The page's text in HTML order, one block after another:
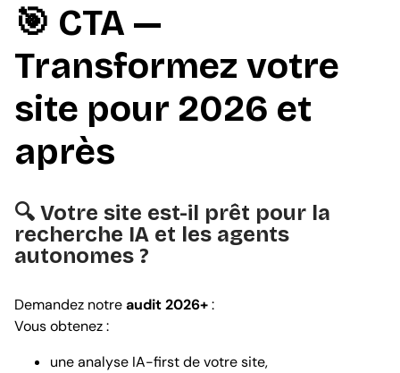
🎯 CTA —
Transformez votre
site pour 2026 et
après
🔍 Votre site est-il prêt pour la
recherche IA et les agents
autonomes ?
Demandez notreaudit 2026+:
Vous obtenez :
une analyse IA-first de votre site,